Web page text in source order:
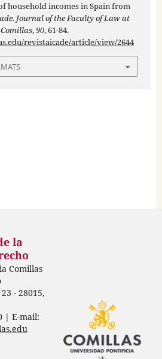
household incomes in Spain from
Journal of the Faculty of Law at
,90, 61-84.
revistaicade/article/view/2644
la
Comillas
- 28015,
| E-mail: